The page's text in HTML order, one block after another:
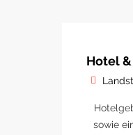
Hotel
sowie